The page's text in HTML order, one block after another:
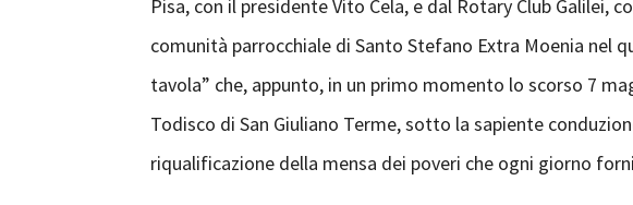
Pisa, con il presidente Vito Cela, e dal Rotary Club
comunità parrocchiale di Santo Stefano Extra Moenia nel
tavola” che, appunto, in un primo momento lo scorso 7
Todisco di San Giuliano Terme, sotto la sapiente
riqualificazione della mensa dei poveri che ogni giorno